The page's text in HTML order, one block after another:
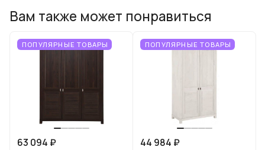
Вам также может понравиться
ПОПУЛЯРНЫЕ ТОВАРЫ
63 094 ₽
ПОПУЛЯРНЫЕ ТОВАРЫ
44 984 ₽